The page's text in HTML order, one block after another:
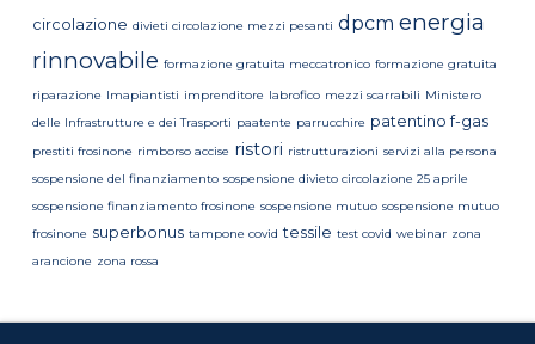
circolazione divieti circolazione mezzi pesanti dpcm energia
rinnovabile formazione gratuita meccatronico formazione gratuita
riparazione Imapiantisti imprenditore labrofico mezzi scarrabili Ministero
delle Infrastrutture e dei Trasporti paatente parrucchire patentino f-gas
prestiti frosinone rimborso accise ristori ristrutturazioni servizi alla persona
sospensione del finanziamento sospensione divieto circolazione 25 aprile
sospensione finanziamento frosinone sospensione mutuo sospensione mutuo
frosinone superbonus tampone covid tessile test covid webinar zona
arancione zona rossa